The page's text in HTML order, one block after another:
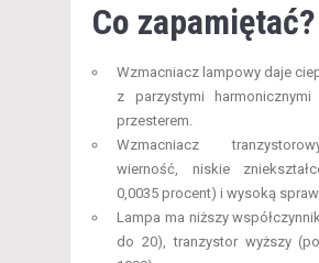
Co zapamiętać?
Wzmacniacz lampowy daje
z parzystymi harmonicznymi
przesterem.
Wzmacniacz
wierność, niskie
0,0035 procent) i wysoką
Lampa ma niższy
do 20), tranzystor wyższy